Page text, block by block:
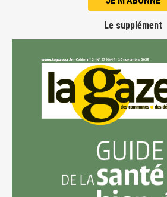
Le supplément